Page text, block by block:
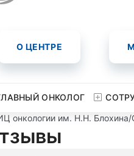
О ЦЕНТРЕ
ОНКОЛОГ
онкологии им. Н.Н. Блохина/